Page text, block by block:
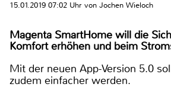
15.01.2019 07:02 Uhr von Jochen Wieloch
Magenta SmartHome will die
Komfort erhöhen und beim
Mit der neuen App-Version 5.0
zudem einfacher werden.